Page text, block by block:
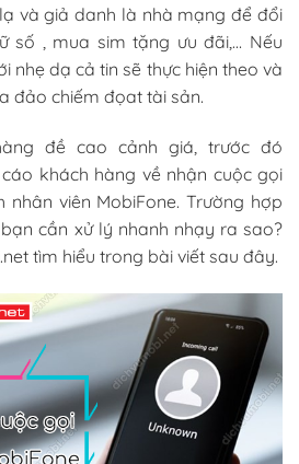
và giả danh là nhà mạng để đổi
số , mua sim tặng ưu đãi,… Nếu
nhẹ dạ cả tin sẽ thực hiện theo và
đảo chiếm đọat tài sản.
đề cao cảnh giá, trước đó
khách hàng về nhận cuộc gọi
viên MobiFone. Trường hợp
cần xử lý nhanh nhạy ra sao?
tìm hiểu trong bài viết sau đây.